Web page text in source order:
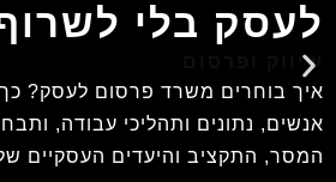
לעסק בלי
שיווק ופרסום
איך בוחרים משרד פרסום לעסק?
אנשים, נתונים ותהליכי עבודה,
המסר, התקציב והיעדים העסקיים